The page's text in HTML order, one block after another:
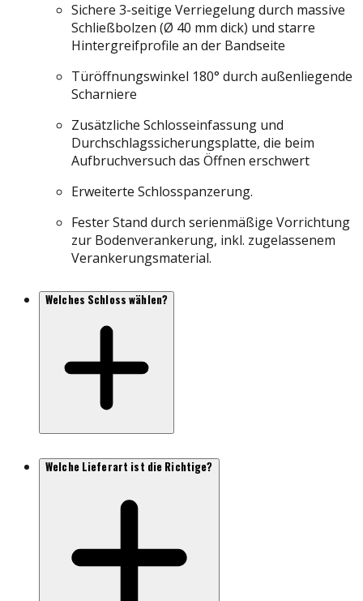
Sichere 3-seitige Verriegelung durch massive
Schließbolzen (Ø 40 mm dick) und starre
Hintergreifprofile an der Bandseite
Türöffnungswinkel 180° durch außenliegende
Scharniere
Zusätzliche Schlosseinfassung und
Durchschlagssicherungsplatte, die beim
Aufbruchversuch das Öffnen erschwert
Erweiterte Schlosspanzerung.
Fester Stand durch serienmäßige Vorrichtung
zur Bodenverankerung, inkl. zugelassenem
Verankerungsmaterial.
Welches Schloss wählen?
Welche Lieferart ist die Richtige?